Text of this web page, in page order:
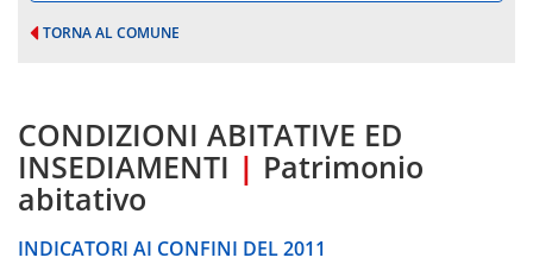
TORNA AL COMUNE
CONDIZIONI ABITATIVE ED
INSEDIAMENTI | Patrimonio
abitativo
INDICATORI AI CONFINI DEL 2011